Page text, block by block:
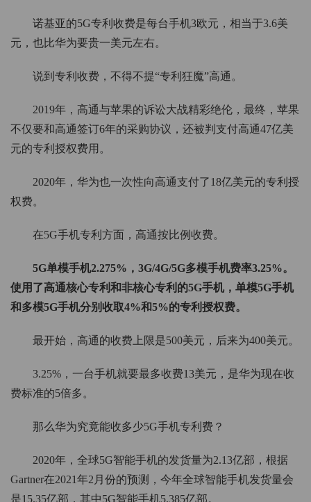
诺基亚的5G专利收费是每台手机3欧元，相当于3.6美
元，也比华为要贵一美元左右。
说到专利收费，不得不提“专利狂魔”高通。
2019年，高通与苹果的诉讼大战精彩绝伦，最终，苹果
不仅要和高通签订6年的采购协议，还被判支付高通47亿美
元的专利授权费用。
2020年，华为也一次性向高通支付了18亿美元的专利授
权费。
在5G手机专利方面，高通按比例收费。
5G单模手机2.275%，3G/4G/5G多模手机费率3.25%。
使用了高通核心专利和非核心专利的5G手机，单模5G手机
和多模5G手机分别收取4%和5%的专利授权费。
最开始，高通的收费上限是500美元，后来为400美元。
3.25%，一台手机就要最多收费13美元，是华为现在收
费标准的5倍多。
那么华为究竟能收多少5G手机专利费？
2020年，全球5G智能手机的发货量为2.13亿部，根据
Gartner在2021年2月份的预测，今年全球智能手机发货量会
是15.35亿部，其中5G智能手机5.385亿部。